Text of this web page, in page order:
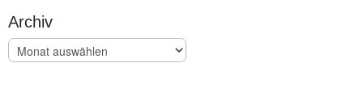
Archiv
Archiv